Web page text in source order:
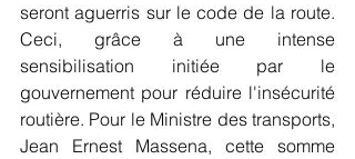
seront aguerris sur le code de la route.
Ceci, grâce à une intense
sensibilisation initiée par le
gouvernement pour réduire l'insécurité
routière. Pour le Ministre des transports,
Jean Ernest Massena, cette somme